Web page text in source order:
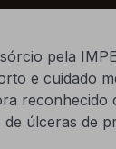
pela
e cuidado
reconhecido
úlceras de